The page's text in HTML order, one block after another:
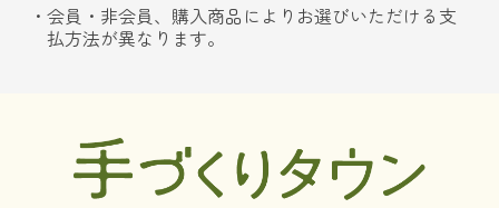
会員・非会員、購入商品によりお選びいただける支
払方法が異なります。